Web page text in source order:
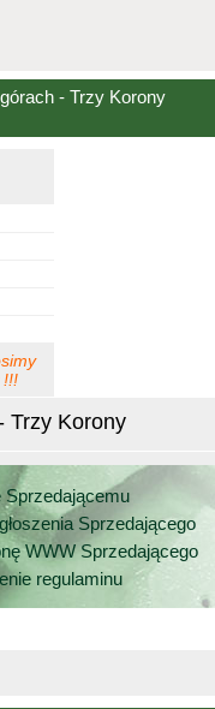
- Trzy Korony
Trzy Korony
Sprzedającemu
Sprzedającego
WWW Sprzedającego
regulaminu
!!!